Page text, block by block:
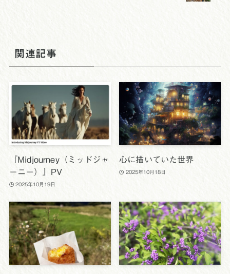
関連記事
『Midjourney（ミッドジャ
ーニー）』PV
2025年10月19日
心に描いていた世界
2025年10月18日